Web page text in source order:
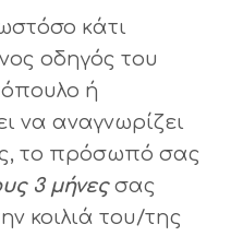
κάτι
οδηγός του
ή
να αναγνωρίζει
το πρόσωπό σας
3 μήνεςσας
κοιλιά του/της